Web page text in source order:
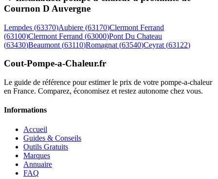
Cournon D Auvergne
Lempdes (63370)Aubiere (63170)Clermont Ferrand
(63100)Clermont Ferrand (63000)Pont Du Chateau
(63430)Beaumont (63110)Romagnat (63540)Ceyrat (63122)
Cout-Pompe-a-Chaleur.fr
Le guide de référence pour estimer le prix de votre pompe-a-chaleur
en France. Comparez, économisez et restez autonome chez vous.
Informations
Accueil
Guides & Conseils
Outils Gratuits
Marques
Annuaire
FAQ